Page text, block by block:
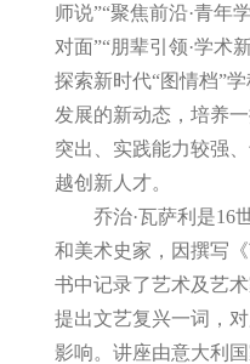
师说”“聚焦前沿·青年
对面”“朋辈引领·学术
探索新时代“图情档”学
发展的新动态，培养
突出、实践能力较强
越创新人才。
乔治·瓦萨利是16
和美术史家，因撰写
书中记录了艺术及艺
提出文艺复兴一词，
影响。讲座由意大利